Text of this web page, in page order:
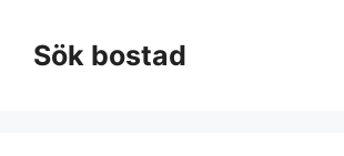
innehållSök bostad